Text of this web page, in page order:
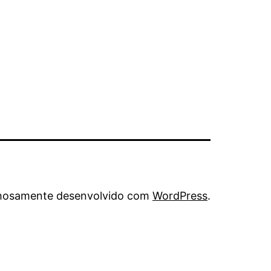
desenvolvido com WordPress.